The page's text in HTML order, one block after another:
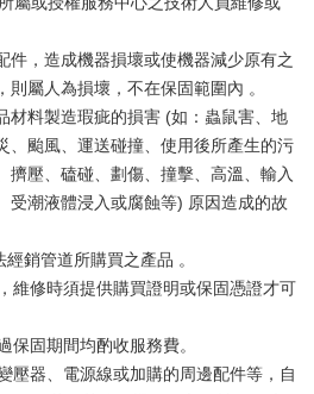
件，造成機器損壞或使機器減少原有之
則屬人為損壞，不在保固範圍內 。
材料製造瑕疵的損害 (如：蟲鼠害、地
、颱風、運送碰撞、使用後所產生的污
擠壓、磕碰、劃傷、撞擊、高溫、輸入
受潮液體浸入或腐蝕等) 原因造成的故
銷管道所購買之產品 。
維修時須提供購買證明或保固憑證才可
保固期間均酌收服務費。
壓器、電源線或加購的周邊配件等，自